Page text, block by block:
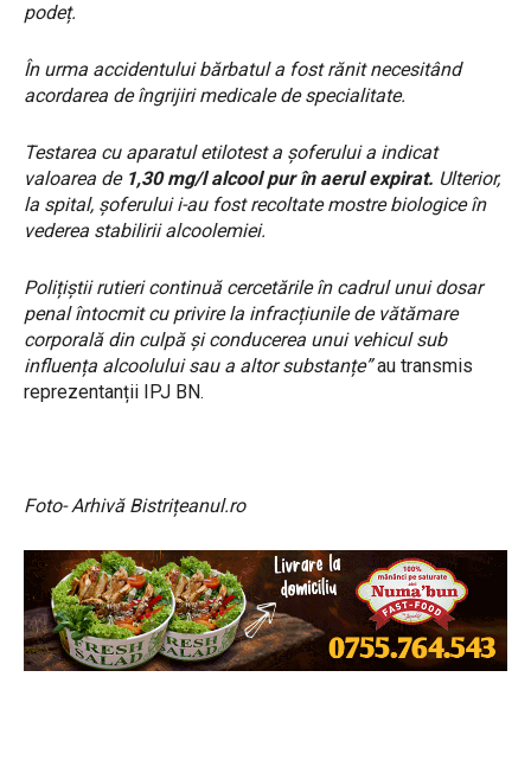
podeț.
În urma accidentului bărbatul a fost rănit necesitând
acordarea de îngrijiri medicale de specialitate.
Testarea cu aparatul etilotest a șoferului a indicat
valoarea de 1,30 mg/l alcool pur în aerul expirat. Ulterior,
la spital, șoferului i-au fost recoltate mostre biologice în
vederea stabilirii alcoolemiei.
Polițiștii rutieri continuă cercetările în cadrul unui dosar
penal întocmit cu privire la infracțiunile de vătămare
corporală din culpă și conducerea unui vehicul sub
influența alcoolului sau a altor substanțe”au transmis
reprezentanții IPJ BN.
Foto- Arhivă Bistrițeanul.ro